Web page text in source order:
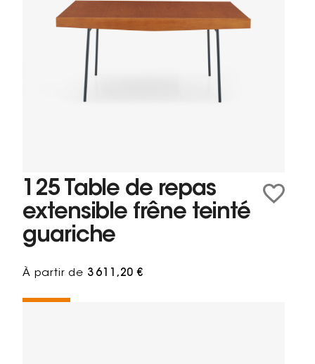
125 Table de repas
extensible frêne teinté
guariche
À partir de 3 611,20 €